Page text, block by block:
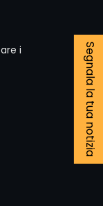
Segnala la tua notizia
i